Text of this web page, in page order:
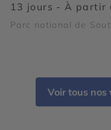
13 jours - À partir
Parc national de
Voir tous nos